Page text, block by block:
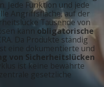
Jede Funktion und jede
Angriffsfläche, auf der
Tausende von
kann obligatorische
Da Produkte ständig
eine dokumentierte und
von Sicherheitslücken
ist keine bewährte
gesetzliche